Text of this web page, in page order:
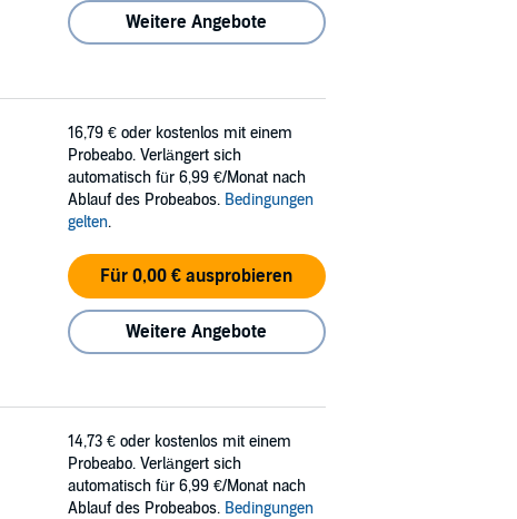
Weitere Angebote
16,79 € oder kostenlos mit einem
Probeabo. Verlängert sich
automatisch für 6,99 €/Monat nach
Ablauf des Probeabos. Bedingungen
gelten.
Für 0,00 € ausprobieren
Weitere Angebote
14,73 € oder kostenlos mit einem
Probeabo. Verlängert sich
automatisch für 6,99 €/Monat nach
Ablauf des Probeabos. Bedingungen